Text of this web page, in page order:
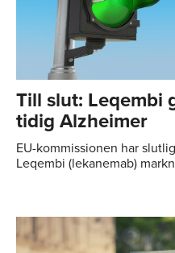
Till slut: Leqembi
tidig Alzheimer
EU-kommissionen har
Leqembi (lekanemab)